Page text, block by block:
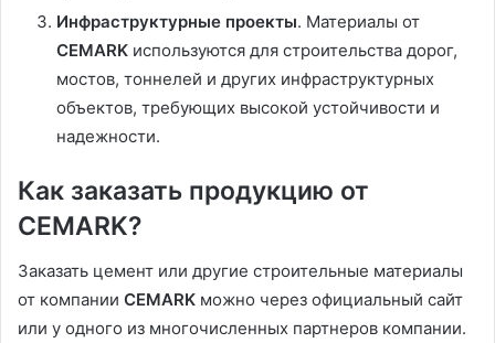
Инфраструктурные проекты. Материалы от
CEMARK используются для строительства дорог,
мостов, тоннелей и других инфраструктурных
объектов, требующих высокой устойчивости и
надежности.
Как заказать продукцию от
CEMARK?
Заказать цемент или другие строительные материалы
от компании CEMARK можно через официальный сайт
или у одного из многочисленных партнеров компании.